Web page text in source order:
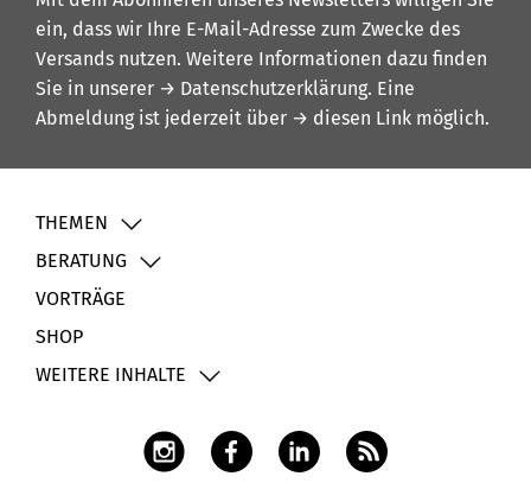
ein, dass wir Ihre E-Mail-Adresse zum Zwecke des
Versands nutzen. Weitere Informationen dazu finden
Sie in unserer → Datenschutzerklärung. Eine
Abmeldung ist jederzeit über → diesen Link möglich.
THEMEN
BERATUNG
VORTRÄGE
SHOP
WEITERE INHALTE